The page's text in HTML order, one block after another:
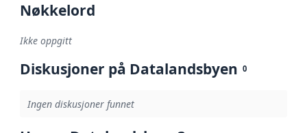
Nøkkelord
Ikke oppgitt
Diskusjoner på Datalandsbyen 0
Ingen diskusjoner funnet